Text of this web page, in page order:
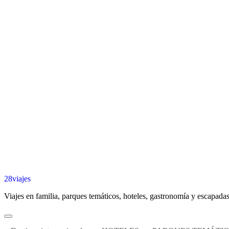
28viajes
Viajes en familia, parques temáticos, hoteles, gastronomía y